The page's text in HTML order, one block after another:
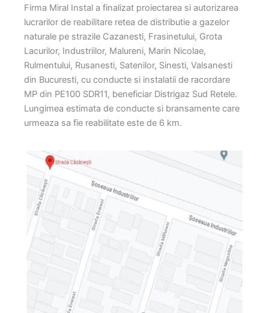
Firma Miral Instal a finalizat proiectarea si autorizarea
lucrarilor de reabilitare retea de distributie a gazelor
naturale pe strazile Cazanesti, Frasinetului, Grota
Lacurilor, Industriilor, Malureni, Marin Nicolae,
Rulmentului, Rusanesti, Satenilor, Sinesti, Valsanesti
din Bucuresti, cu conducte si instalatii de racordare
MP din PE100 SDR11, beneficiar Distrigaz Sud Retele.
Lungimea estimata de conducte si bransamente care
urmeaza sa fie reabilitate este de 6 km.